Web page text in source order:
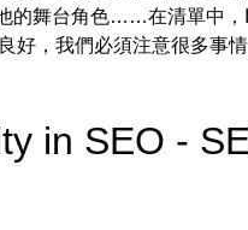
的舞台角色……在清單中
，我們必須注意很多事
in SEO -